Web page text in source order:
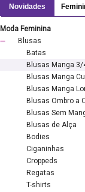
Novidades
Moda Feminina
Blusas
Batas
Blusas Manga 3/
Blusas Manga
Blusas Manga
Blusas Ombro a
Blusas Sem
Blusas de Alça
Bodies
Ciganinhas
Croppeds
Regatas
T-shirts